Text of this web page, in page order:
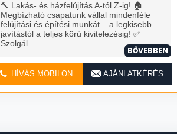
🔨 Lakás- és házfelújítás A-tól Z-ig! 🏠
Megbízható csapatunk vállal mindenféle
felújítási és építési munkát – a legkisebb
javítástól a teljes körű kivitelezésig! ✅
Szolgál...
BŐVEBBEN
HÍVÁS MOBILON AJÁNLATKÉRÉS